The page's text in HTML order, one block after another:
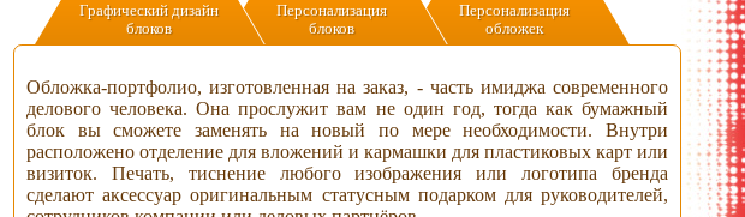
Графический дизайн
блоков
Персонализация
блоков
Персонализация
обложек
Обложка-портфолио, изготовленная на заказ, - часть имиджа современного
делового человека. Она прослужит вам не один год, тогда как бумажный
блок вы сможете заменять на новый по мере необходимости. Внутри
расположено отделение для вложений и кармашки для пластиковых карт или
визиток. Печать, тиснение любого изображения или логотипа бренда
сделают аксессуар оригинальным статусным подарком для руководителей,